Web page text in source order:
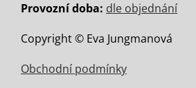
Provozní doba: dle objednání
Copyright © Eva Jungmanová
Obchodní podmínky